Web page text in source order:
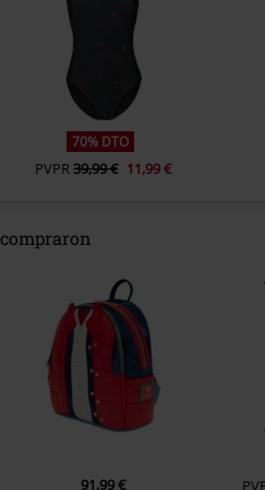
Ubisoft
70% DTO
PVPR39,99 € 11,99 €
91,99 €